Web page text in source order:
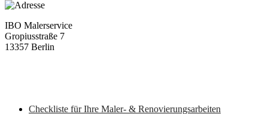
IBO Malerservice
Gropiusstraße 7
13357 Berlin
Checkliste für Ihre Maler- & Renovierungsarbeiten